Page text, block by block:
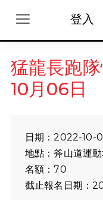
登入
猛龍長跑
10月06日
日期：2022-10-
地點：斧山道運
名額：70
截止報名日期：